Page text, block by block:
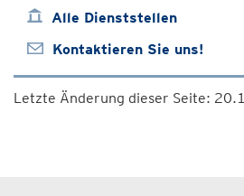
Alle Dienststellen
Kontaktieren Sie uns!
Letzte Änderung dieser Seite: